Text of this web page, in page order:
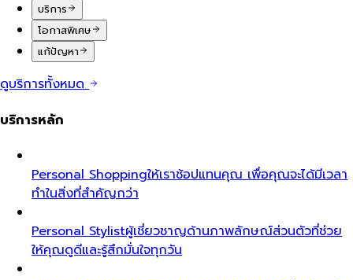
บริการ
โอกาสพิเศษ
แก้ปัญหา
ดูบริการทั้งหมด
บริการหลัก
Personal Shoppingให้เราช้อปแทนคุณ เพื่อคุณจะได้มีเวลา
ทำในสิ่งที่สำคัญกว่า
Personal Stylistผู้เชี่ยวชาญด้านภาพลักษณ์ส่วนตัวที่ช่วย
ให้คุณดูดีและรู้สึกมั่นใจทุกวัน